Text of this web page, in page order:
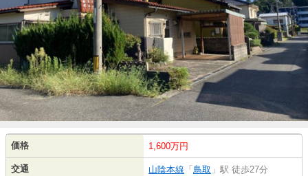
価格 1,600万円
交通 山陰本線 「 鳥取 」駅 徒歩27分